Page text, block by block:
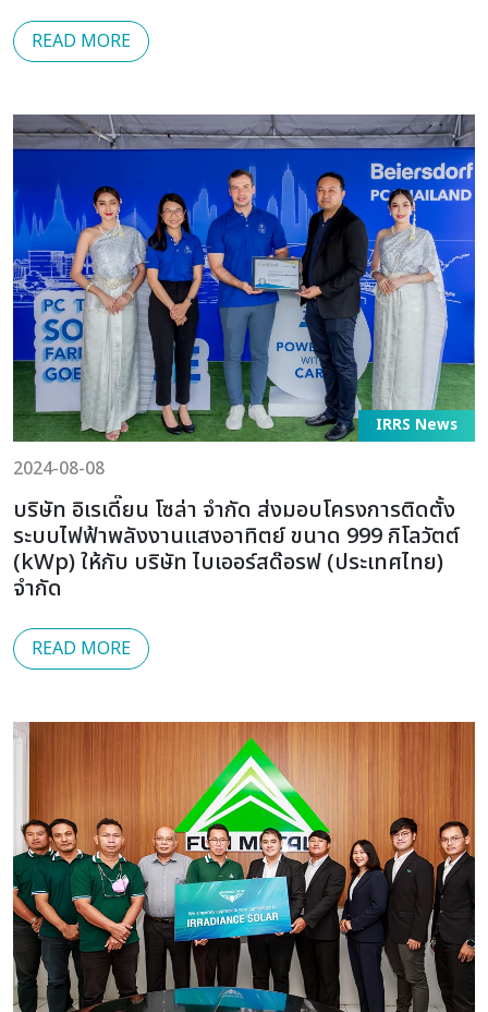
READ MORE
IRRS News
2024-08-08
บริษัท อิเรเดี๊ยน โซล่า จำกัด ส่งมอบโครงการติดตั้ง
ระบบไฟฟ้าพลังงานแสงอาทิตย์ ขนาด 999 กิโลวัตต์
(kWp) ให้กับ บริษัท ไบเออร์สด๊อรฟ (ประเทศไทย)
จำกัด
READ MORE